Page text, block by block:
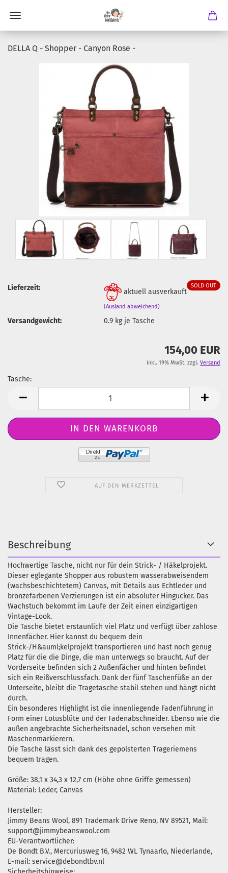
DELLA Q - Shopper - Canyon Rose -
SOLD OUT
Lieferzeit: aktuell ausverkauft
(Ausland abweichend)
Versandgewicht: 0.9 kg je Tasche
154,00 EUR
inkl. 19% MwSt. zzgl. Versand
Tasche:
AUF DEN MERKZETTEL
Beschreibung
Hochwertige Tasche, nicht nur für dein Strick- / Häkelprojekt.
Dieser eglegante Shopper aus robustem wasserabweisendem
(wachsbeschichtetem) Canvas, mit Details aus Echtleder und
bronzefarbenen Verzierungen ist ein absoluter Hingucker. Das
Wachstuch bekommt im Laufe der Zeit einen einzigartigen
Vintage-Look.
Die Tasche bietet erstaunlich viel Platz und verfügt über zahlose
Innenfächer. Hier kannst du bequem dein
Strick-/H&auml;kelprojekt transportieren und hast noch genug
Platz für die die Dinge, die man unterwegs so braucht. Auf der
Vorderseite befinden sich 2 Außenfächer und hinten befindet
sich ein Reißverschlussfach. Dank der fünf Taschenfüße an der
Unterseite, bleibt die Tragetasche stabil stehen und hängt nicht
durch.
Ein besonderes Highlight ist die innenliegende Fadenführung in
Form einer Lotusblüte und der Fadenabschneider. Ebenso wie die
außen angebrachte Sicherheitsnadel, schon versehen mit
Maschenmarkierern.
Die Tasche lässt sich dank des gepolsterten Trageriemens
bequem tragen.
Größe: 38,1 x 34,3 x 12,7 cm (Höhe ohne Griffe gemessen)
Material: Leder, Canvas
Hersteller:
Jimmy Beans Wool, 891 Trademark Drive Reno, NV 89521, Mail:
support@jimmybeanswool.com
EU-Verantwortlicher:
De Bondt B.V., Mercuriusweg 16, 9482 WL Tynaarlo, Niederlande,
E-mail: service@debondtbv.nl